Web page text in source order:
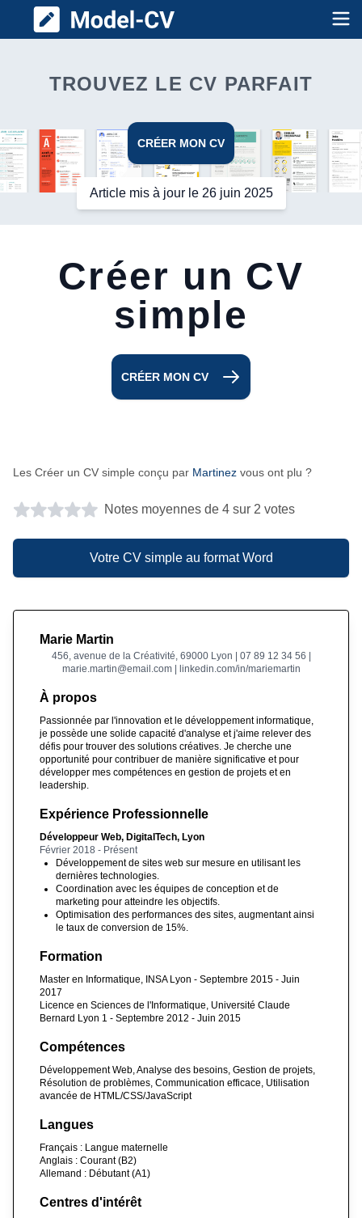
Model CV
TROUVEZ LE CV PARFAIT
CRÉER MON CV
Article mis à jour le 26 juin 2025
Créer un CV
simple
CRÉER MON CV
Les Créer un CV simple conçu par Martinez vous ont plu ?
Notes moyennes de 4 sur 2 votes
Votre CV simple au format Word
Marie Martin
456, avenue de la Créativité, 69000 Lyon | 07 89 12 34 56 |
marie.martin@email.com | linkedin.com/in/mariemartin
À propos
Passionnée par l'innovation et le développement informatique,
je possède une solide capacité d'analyse et j'aime relever des
défis pour trouver des solutions créatives. Je cherche une
opportunité pour contribuer de manière significative et pour
développer mes compétences en gestion de projets et en
leadership.
Expérience Professionnelle
Développeur Web, DigitalTech, Lyon
Février 2018 - Présent
Développement de sites web sur mesure en utilisant les
dernières technologies.
Coordination avec les équipes de conception et de
marketing pour atteindre les objectifs.
Optimisation des performances des sites, augmentant ainsi
le taux de conversion de 15%.
Formation
Master en Informatique, INSA Lyon - Septembre 2015 - Juin
2017
Licence en Sciences de l'Informatique, Université Claude
Bernard Lyon 1 - Septembre 2012 - Juin 2015
Compétences
Développement Web, Analyse des besoins, Gestion de projets,
Résolution de problèmes, Communication efficace, Utilisation
avancée de HTML/CSS/JavaScript
Langues
Français : Langue maternelle
Anglais : Courant (B2)
Allemand : Débutant (A1)
Centres d'intérêt